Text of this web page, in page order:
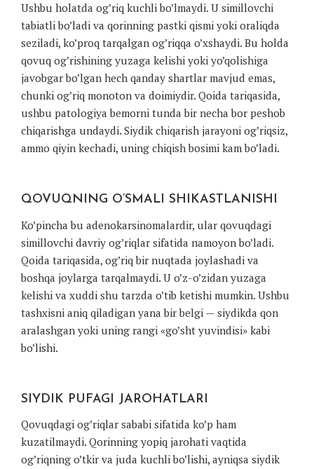
Ushbu holatda og’riq kuchli bo’lmaydi. U simillovchi
tabiatli bo’ladi va qorinning pastki qismi yoki oraliqda
seziladi, ko’proq tarqalgan og’riqqa o’xshaydi. Bu holda
qovuq og’rishining yuzaga kelishi yoki yo’qolishiga
javobgar bo’lgan hech qanday shartlar mavjud emas,
chunki og’riq monoton va doimiydir. Qoida tariqasida,
ushbu patologiya bemorni tunda bir necha bor peshob
chiqarishga undaydi. Siydik chiqarish jarayoni og’riqsiz,
ammo qiyin kechadi, uning chiqish bosimi kam bo’ladi.
QOVUQNING O’SMALI SHIKASTLANISHI
Ko’pincha bu adenokarsinomalardir, ular qovuqdagi
simillovchi davriy og’riqlar sifatida namoyon bo’ladi.
Qoida tariqasida, og’riq bir nuqtada joylashadi va
boshqa joylarga tarqalmaydi. U o’z-o’zidan yuzaga
kelishi va xuddi shu tarzda o’tib ketishi mumkin. Ushbu
tashxisni aniq qiladigan yana bir belgi — siydikda qon
aralashgan yoki uning rangi «go’sht yuvindisi» kabi
bo’lishi.
SIYDIK PUFAGI JAROHATLARI
Qovuqdagi og’riqlar sababi sifatida ko’p ham
kuzatilmaydi. Qorinning yopiq jarohati vaqtida
og’riqning o’tkir va juda kuchli bo’lishi, ayniqsa siydik